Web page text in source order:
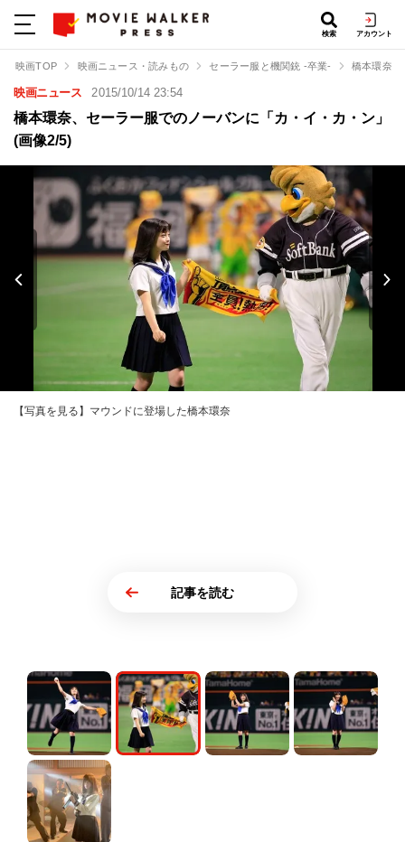
検索 アカウント
映画TOP 映画ニュース・読みもの セーラー服と機関銃 -卒業- 橋本環奈、
映画ニュース 2015/10/14 23:54
橋本環奈、セーラー服でのノーバンに「カ・イ・カ・ン」
(画像2/5)
【写真を見る】マウンドに登場した橋本環奈
記事を読む